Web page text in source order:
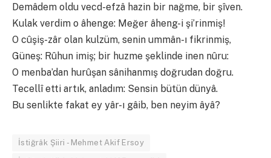
Demâdem oldu vecd-efzâ hazin bir nağme, bir şîven.
Kulak verdim o âhenge: Meğer âheng-i şi’rinmiş!
O cûşiş-zâr olan kulzüm, senin ummân-ı fikrinmiş,
Güneş: Rûhun imiş; bir huzme şeklinde inen nûru:
O menba’dan hurûşan sânihanmış doğrudan doğru.
Tecellî etti artık, anladım: Sensin bütün dünyâ.
Bu senlikte fakat ey yâr-ı gâib, ben neyim âyâ?
İstiğrâk Şiiri - Mehmet Akif Ersoy